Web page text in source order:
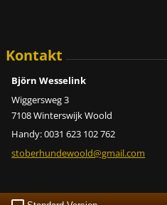
Kontakt
Björn Wesselink
Wiggersweg 3
7108 Winterswijk Woold
Handy: 0031 623 102 762
stoberhundewoold@gmail.com